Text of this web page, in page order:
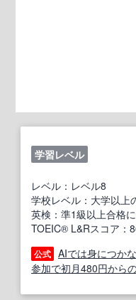
学習レベル
レベル：レベル8
学校レベル：大学以上
英検：準1級以上合格
TOEIC® L&Rスコア：
公式 AIでは身につか
参加で初月480円から